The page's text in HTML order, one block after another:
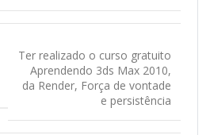
Ter realizado o curso gratuito
Aprendendo 3ds Max 2010,
da Render, Força de vontade
e persistência